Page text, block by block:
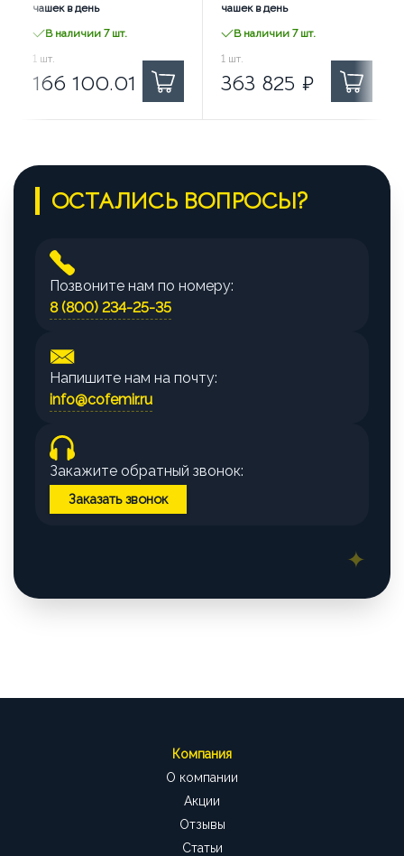
чашек в день
В наличии 7 шт.
166 100.01
1 шт.
166 100.01 ₽
чашек в день
В наличии 7 шт.
363 825
1 шт.
363 825 ₽
ОСТАЛИСЬ ВОПРОСЫ?
Позвоните нам по номеру:
8 (800) 234-25-35
Напишите нам на почту:
info@cofemir.ru
Закажите обратный звонок:
Заказать звонок
Компания
О компании
Акции
Отзывы
Статьи